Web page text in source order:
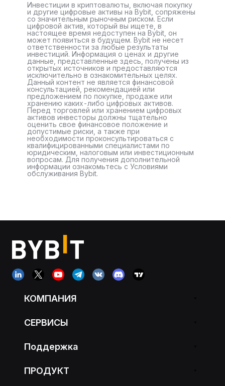
Инвестиции в криптовалюты, включая покупку
и другие цифровые активы на Bybit, сопряжены
со значительным рыночным риском. Если
цифровой актив, который вы ищете, в
настоящее время недоступен на Bybit, он
может появиться в будущем. Bybit не несет
ответственности за любые результаты
инвестиций. Информация о ценах и другие
данные, представленные здесь, получены из
открытых источников и предоставляются
исключительно в ознакомительных целях.
Данный контент не является финансовой
консультацией, рекомендацией или
предложением по покупке, продаже или
хранению каких-либо цифровых активов.
Перед торговлей или хранением цифровых
активов инвесторы должны тщательно
оценить свое финансовое положение и
допустимые риски, а также при
необходимости проконсультироваться с
квалифицированными специалистами по
юридическим, налоговым или инвестиционным
вопросам. Для получения дополнительной
информации ознакомьтесь с Условиями
обслуживания Bybit.
КОМПАНИЯ
СЕРВИСЫ
Поддержка
ПРОДУКТ